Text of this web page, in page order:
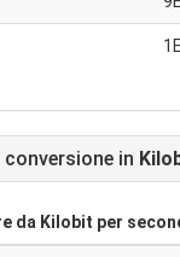
conversione in
da Kilobit per